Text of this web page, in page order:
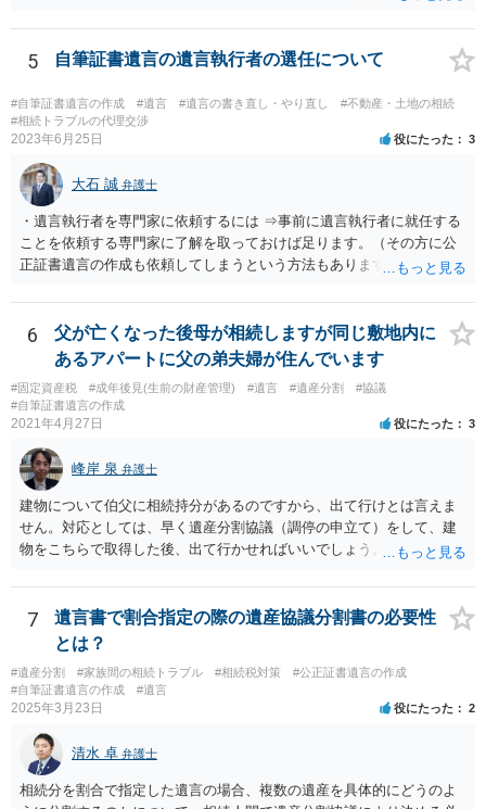
5 自筆証書遺言の遺言執行者の選任について
#自筆証書遺言の作成 #遺言 #遺言の書き直し・やり直し
#不動産・土地の相続
#相続トラブルの代理交渉
2023年6月25日 役にたった 3
大石 誠 弁護士
・遺言執行者を専門家に依頼するには ⇒事前に遺言執行者に就任する
ことを依頼する専門家に了解を取っておけば足ります。（その方に公
正証書遺言の作成も依頼してしまうという方法もあります） 事前に了
ません。 遺言執行者に就任し、遺言執行が完了したときの報酬だけ、
弁護士費用としてかかります。 ・亡くなった際に、法務局に預けた自
筆証書遺言の存在を親族がなかったものにされる可能性 ⇒自筆の遺言
書を法務局に保管した場合、死亡後、法務局に遺言書の有無を照会す
ることになりますので、「法務局に預けた自筆証書遺言の存在を親族
がなかったもの」にすることはできません。 存在をなかったものにす
がありえますが、その予防方法は、遺言者と面談してみないと判断が
難しいです。
6
父が亡くなった後母が相続しますが同じ敷地内に
あるアパートに父の弟夫婦が住んでいます
#固定資産税 #成年後見(生前の財産管理) #遺言 #遺産分割
#協議
#自筆証書遺言の作成
2021年4月27日 役にたった 3
峰岸 泉 弁護士
建物について伯父に相続持分があるのですから、出て行けとは言えま
せん。対応としては、早く遺産分割協議（調停の申立て）をして、建
物をこちらで取得した後、出て行かせればいいでしょう。 建物の固定
っていない部分については請求すればいいと思います。 なお、家賃に
ついては、お父様自身が遺産分割手続をしなかったのですから、あき
らめるしかないと思います。
7
遺言書で割合指定の際の遺産協議分割書の必要性
とは？
#遺産分割 #家族間の相続トラブル #相続税対策
#公正証書遺言の作成
#自筆証書遺言の作成
#遺言
2025年3月23日 役にたった 2
清水 卓 弁護士
相続分を割合で指定した遺言の場合、複数の遺産を具体的にどうのよ